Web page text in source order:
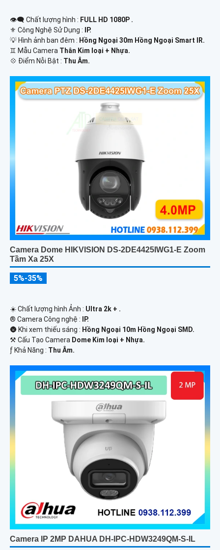
👁️‍🗨 Chất lượng hình : FULL HD 1080P .
⚜️ Công Nghệ Sử Dụng :
IP.
💡 Hình ảnh ban đêm : Hồng Ngoại 30m Hồng Ngoại Smart IR.
♊ Mẫu Camera Thân Kim loại + Nhựa.
️💠 Điểm Nỗi Bật : Thu Âm.
Camera Dome HIKVISION DS-2DE4425IWG1-E Zoom
Tầm Xa 25X
5%-35%
☀️ Chất lượng hình Ảnh : Ultra 2k + .
®️ Camera Công nghệ :
IP.
🌚 Khi xem thiếu sáng : Hồng Ngoại 10m Hồng Ngoại SMD.
⚒ Cấu Tạo Camera Dome Kim loại + Nhựa.
️ƒ Khả Năng : Thu Âm.
Camera IP 2MP DAHUA DH-IPC-HDW3249QM-S-IL